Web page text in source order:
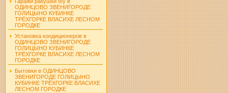
ОДИНЦОВО ЗВЕНИГОРОДЕ
ГОЛИЦЫНО КУБИНКЕ
ТРЁХГОРКЕ ВЛАСИХЕ ЛЕСНОМ
ГОРОДКЕ
Установка кондиционеров в
ОДИНЦОВО ЗВЕНИГОРОДЕ
ГОЛИЦЫНО КУБИНКЕ
ТРЁХГОРКЕ ВЛАСИХЕ ЛЕСНОМ
ГОРОДКЕ
Бытовки в ОДИНЦОВО
ЗВЕНИГОРОДЕ ГОЛИЦЫНО
КУБИНКЕ ТРЁХГОРКЕ ВЛАСИХЕ
ЛЕСНОМ ГОРОДКЕ